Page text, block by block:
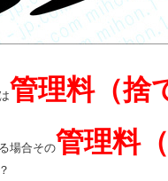
管理料（捨
場合その管理料